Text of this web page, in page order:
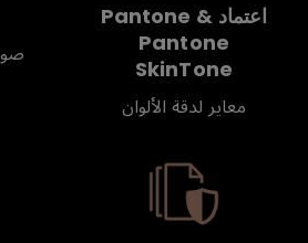
اعتماد Pantone &
Pantone
SkinTone
معاير لدقة الألوان